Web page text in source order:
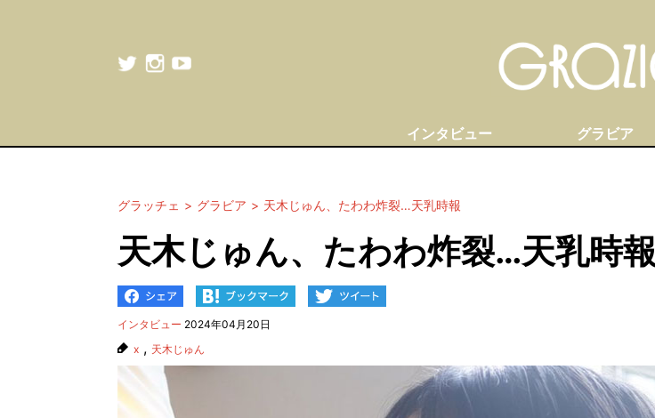
インタビュー グラビア
グラッチェ グラビア 天木じゅん、たわわ炸裂…天乳時報
天木じゅん、たわわ炸裂…天乳時報
インタビュー 2024年04月20日
x , 天木じゅん